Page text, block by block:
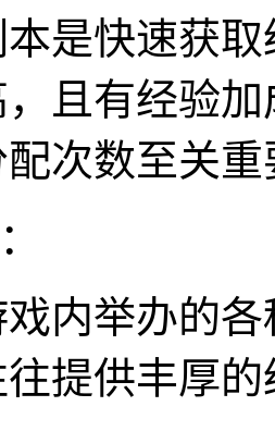
是快速获
且有经验
次数至关重
内举办的
提供丰厚